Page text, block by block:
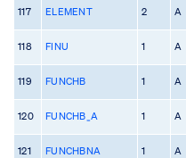
117 ELEMENT 2 A
118 FINU 1 A
119 FUNCHB 1 A
120 FUNCHB_A 1 A
121 FUNCHBNA 1 A